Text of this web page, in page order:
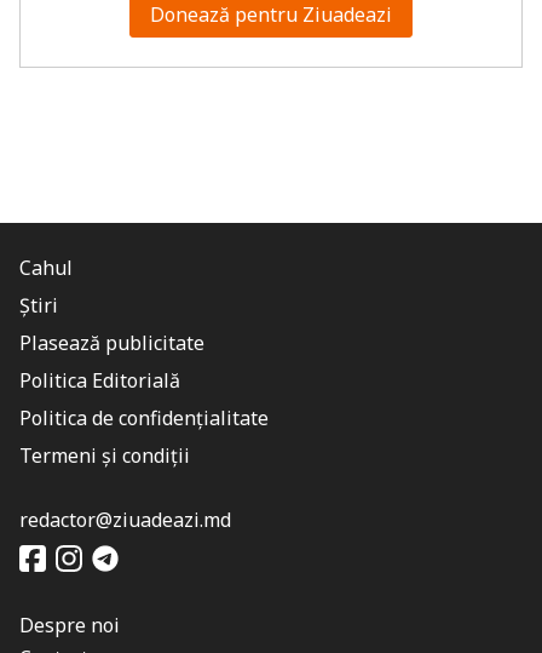
Donează pentru Ziuadeazi
Cahul
Știri
Plasează publicitate
Politica Editorială
Politica de confidențialitate
Termeni și condiții
redactor@ziuadeazi.md
Despre noi